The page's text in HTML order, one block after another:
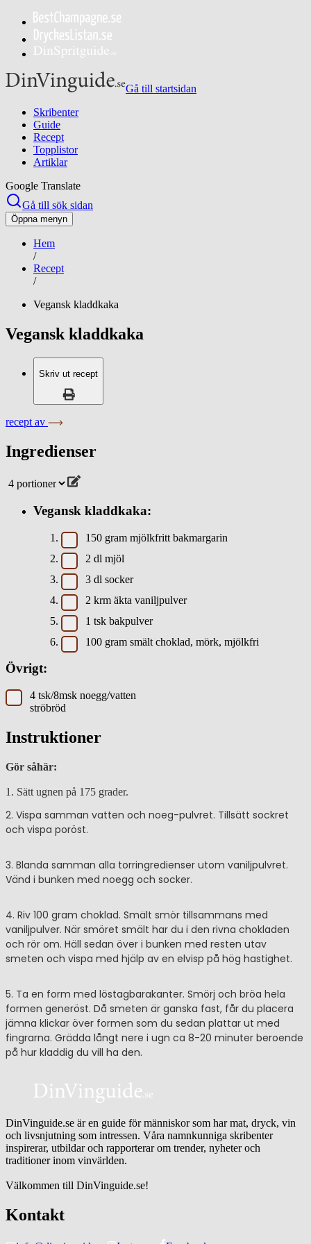
Gå till startsidan
Skribenter
Guide
Recept
Topplistor
Artiklar
Google Translate
Gå till sök sidan
Öppna menyn
Hem
/
Recept
/
Vegansk kladdkaka
Vegansk kladdkaka
Skriv ut recept
recept av
Ingredienser
Vegansk kladdkaka:
150 gram mjölkfritt bakmargarin
2 dl mjöl
3 dl socker
2 krm äkta vaniljpulver
1 tsk bakpulver
100 gram smält choklad, mörk, mjölkfri
Övrigt:
4 tsk/8msk noegg/vatten
ströbröd
Instruktioner
Gör såhär:
1. Sätt ugnen på 175 grader.
2. Vispa samman vatten och noeg-pulvret. Tillsätt sockret
och vispa poröst.
3. Blanda samman alla torringredienser utom vaniljpulvret.
Vänd i bunken med noegg och socker.
4. Riv 100 gram choklad. Smält smör tillsammans med
vaniljpulver. När smöret smält har du i den rivna chokladen
och rör om. Häll sedan över i bunken med resten utav
smeten och vispa med hjälp av en elvisp på hög hastighet.
5. Ta en form med löstagbarakanter. Smörj och bröa hela
formen generöst. Då smeten är ganska fast, får du placera
jämna klickar över formen som du sedan plattar ut med
fingrarna. Grädda långt nere i ugn ca 8-20 minuter beroende
på hur kladdig du vill ha den.
DinVinguide.se är en guide för människor som har mat, dryck, vin
och livsnjutning som intressen. Våra namnkunniga skribenter
inspirerar, utbildar och rapporterar om trender, nyheter och
traditioner inom vinvärlden.
Välkommen till DinVinguide.se!
Kontakt